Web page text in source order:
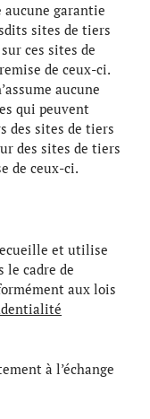
garantie
sites de tiers
ces sites de
de ceux-ci.
aucune
qui peuvent
des sites de tiers
des sites de tiers
de ceux-ci.
et utilise
le cadre de
aux lois
à l’échange